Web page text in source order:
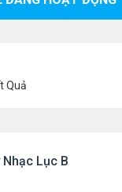
Quả
Nhạc Lục Bát Trích